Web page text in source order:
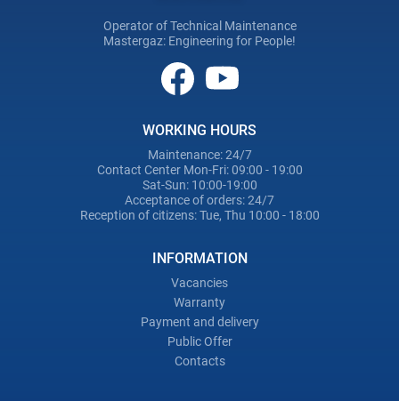
Operator of Technical Maintenance
Mastergaz: Engineering for People!
WORKING HOURS
Maintenance: 24/7
Contact Center Mon-Fri: 09:00 - 19:00
Sat-Sun: 10:00-19:00
Acceptance of orders: 24/7
Reception of citizens: Tue, Thu 10:00 - 18:00
INFORMATION
Vacancies
Warranty
Payment and delivery
Public Offer
Contacts